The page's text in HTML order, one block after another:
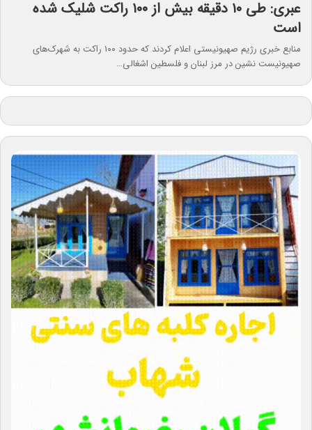
عبری: طی ۱۰ دقیقه بیش از ۱۰۰ راکت شلیک شده
است
منابع خبری رژیم صهیونیستی اعلام کردند که حدود ۱۰۰ راکت به شهرک‌های
صهیونیست نشین در مرز لبنان و فلسطین اشغالی…